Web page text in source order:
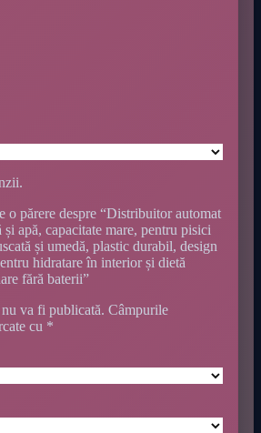
o părere despre “Distribuitor automat
apă, capacitate mare, pentru pisici
și umedă, plastic durabil, design
hidratare în interior și dietă
fără baterii”
va fi publicată. Câmpurile
cu *